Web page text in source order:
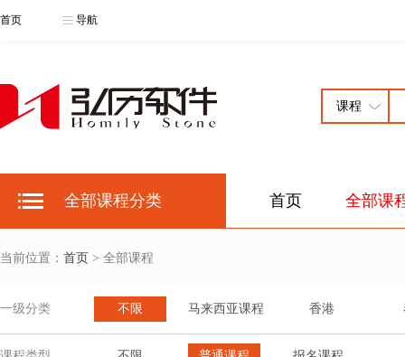
首页 导航
全部课程分类 首页 全部课
当前位置： 首页 > 全部课程
一级分类 不限 马来西亚课程 香港